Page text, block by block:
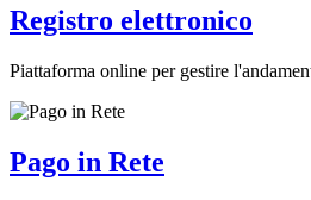
Registro elettronico
Piattaforma online per gestire
Pago in Rete